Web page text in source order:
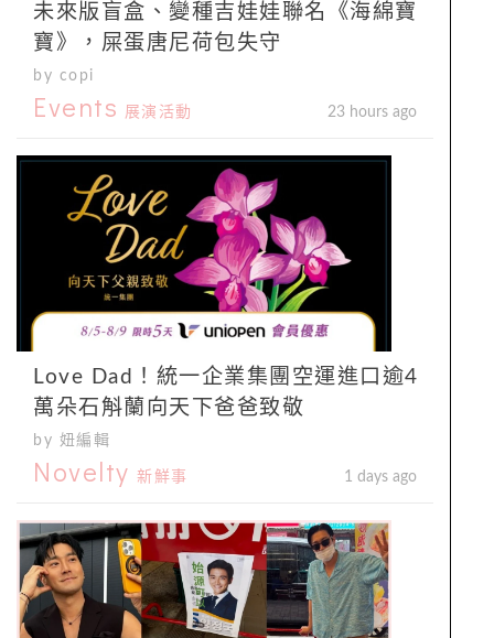
未來版盲盒、變種吉娃娃聯名《海綿寶
寶》，屎蛋唐尼荷包失守
by copi
Events 展演活動 23 hours ago
Love Dad！統一企業集團空運進口逾4
萬朵石斛蘭向天下爸爸致敬
by 妞編輯
Novelty 新鮮事 1 days ago